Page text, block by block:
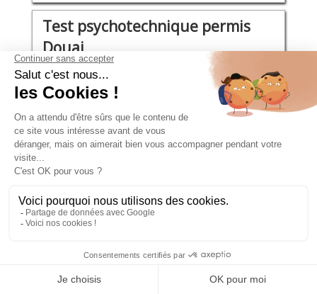
Test psychotechnique permis
Douai
place Carnot (à côté de la gare SNCF)
Jeudi 20 Août 2026
09:30 - 10:10
96€
Test psychotechnique permis